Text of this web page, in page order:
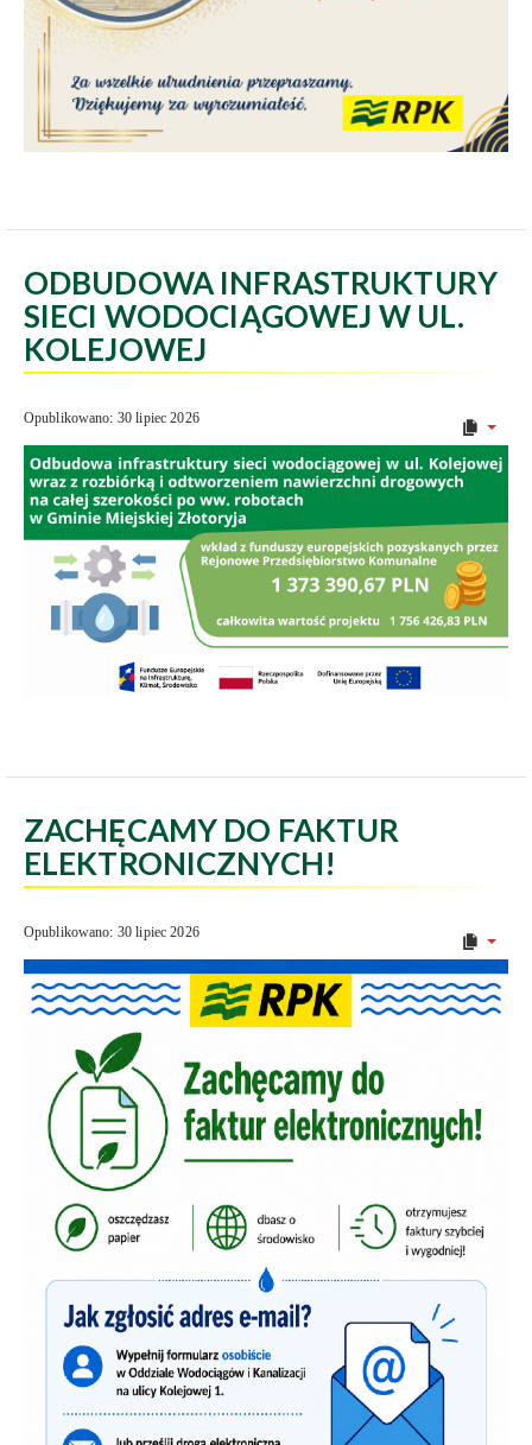
ODBUDOWA INFRASTRUKTURY
SIECI WODOCIĄGOWEJ W UL.
KOLEJOWEJ
Opublikowano: 30 lipiec 2026
ZACHĘCAMY DO FAKTUR
ELEKTRONICZNYCH!
Opublikowano: 30 lipiec 2026